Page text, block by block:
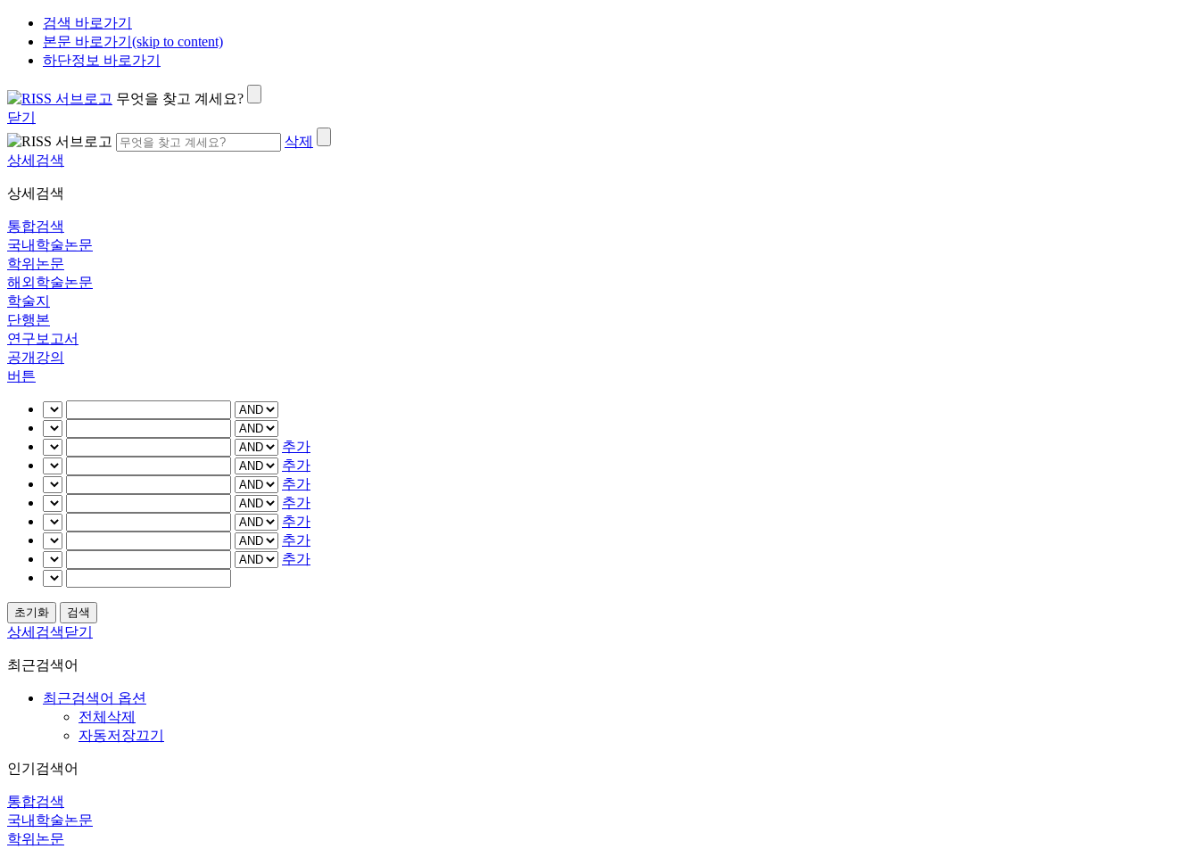
검색 바로가기
본문 바로가기(skip to content)
하단정보 바로가기
무엇을 찾고 계세요?
닫기
삭제
상세검색
상세검색
통합검색
국내학술논문
학위논문
해외학술논문
학술지
단행본
연구보고서
공개강의
버튼
추가
추가
추가
추가
추가
추가
추가
상세검색닫기
최근검색어
최근검색어 옵션
전체삭제
자동저장끄기
인기검색어
통합검색
국내학술논문
학위논문